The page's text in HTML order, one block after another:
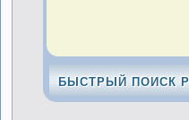
БЫСТРЫЙ ПОИСК